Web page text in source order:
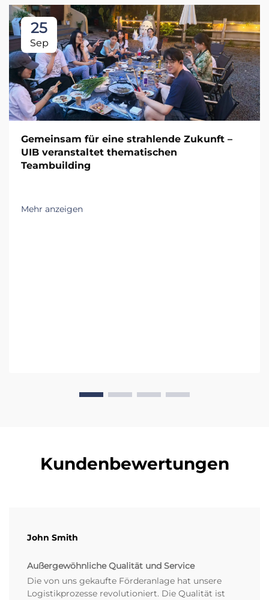
25
Sep
Gemeinsam für eine strahlende Zukunft –
UIB veranstaltet thematischen
Teambuilding
Mehr anzeigen
Kundenbewertungen
John Smith
Außergewöhnliche Qualität und Service
Die von uns gekaufte Förderanlage hat unsere
Logistikprozesse revolutioniert. Die Qualität ist